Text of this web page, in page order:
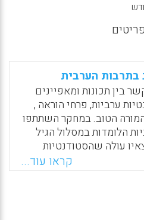
בתרבות הערבית
בין תכונות ומאפיינים
ערביות, פרחי הוראה ,
הטוב. במחקר השתתפו
הלומדות במסלול הגיל
עולה שהסטודנטיות
האחת מצדדת בתכונות
מסורתיים והאחרת מצדדת
קראו עוד...